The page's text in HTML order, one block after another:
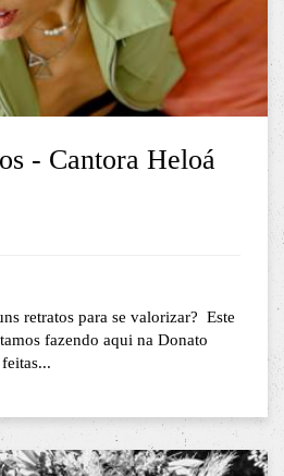
- Cantora Heloá
retratos para se valorizar? Este
fazendo aqui na Donato